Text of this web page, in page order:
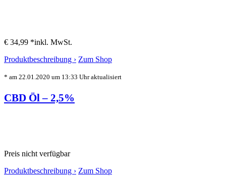
€ 34,99 *inkl. MwSt.
Produktbeschreibung › Zum Shop
* am 22.01.2020 um 13:33 Uhr aktualisiert
CBD Öl – 2,5%
Preis nicht verfügbar
Produktbeschreibung › Zum Shop